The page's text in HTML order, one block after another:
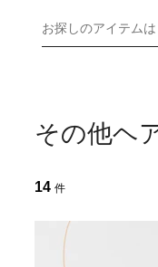
お探しのアイテム
その他ヘ
14 件